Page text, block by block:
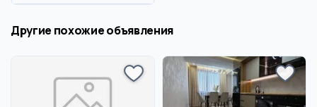
Другие похожие объявления